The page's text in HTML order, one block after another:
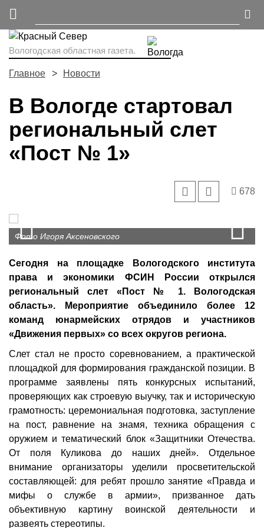
Вологодская областная газета.
Главное Новости
В Вологде стартовал
региональный слет
«Пост № 1»
678
Prev
Фото Игоря Аксеновского
Сегодня на площадке Вологодского института
права и экономики ФСИН России открылся
региональный слет «Пост № 1. Вологодская
область». Мероприятие объединило более 12
команд юнармейских отрядов и участников
«Движения первых» со всех округов региона.
Слет стал не просто соревнованием, а практической
площадкой для формирования гражданской позиции. В
программе заявлены пять конкурсных испытаний,
проверяющих как строевую выучку, так и историческую
грамотность: церемониальная подготовка, заступление
на пост, равнение на знамя, техника обращения с
оружием и тематический блок «Защитники Отечества.
От поля Куликова до наших дней». Отдельное
внимание организаторы уделили просветительской
составляющей: для ребят прошло занятие «Правда и
мифы о службе в армии», призванное дать
объективную картину воинской деятельности и
развеять стереотипы.